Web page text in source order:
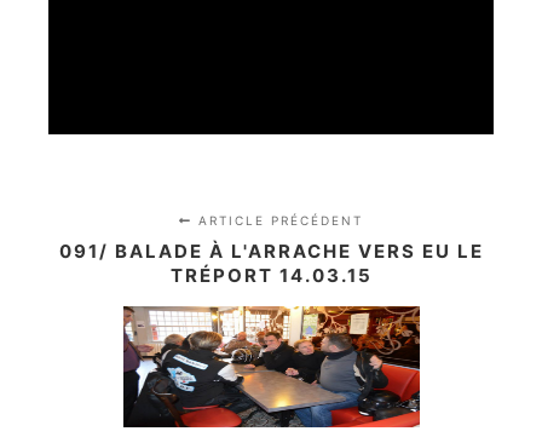
ARTICLE PRÉCÉDENT
091/ BALADE À L'ARRACHE VERS EU LE
TRÉPORT 14.03.15